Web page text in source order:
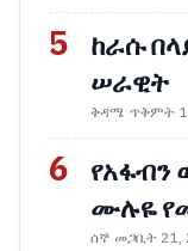
5
ከራሱ
ሠራዊት
ቅዳሜ ጥቅምት
6
የአፋብን
ሙሉዬ
ሰኞ መጋቢት 21,